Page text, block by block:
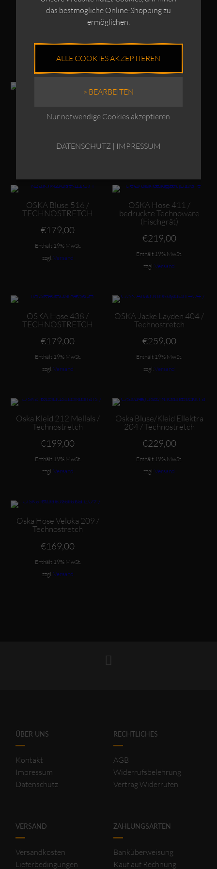
TECHNOSTRETCH
TECHNOSTRETCH
Enthält 19% MwSt.
Enthält 19% MwSt.
Dieses Produkt weist mehrere Varianten auf. Die Optionen können auf der Produktseite gewählt werden
OSKA Bluse 516 /
TECHNOSTRETCH
€179,00
Enthält 19% MwSt.
zzgl.Versand
Dieses Produkt weist mehrere Varianten auf. Die Optionen können auf der Produktseite gewählt werden
OSKA Hose 411 /
bedruckte Technoware
(Fischgrät)
€219,00
Enthält 19% MwSt.
zzgl.Versand
Dieses Produkt weist mehrere Varianten auf. Die Optionen können auf der Produktseite gewählt werden
OSKA Hose 438 /
TECHNOSTRETCH
€179,00
Enthält 19% MwSt.
zzgl. Versand
Dieses Produkt weist mehrere Varianten auf. Die Optionen können auf der Produktseite gewählt werden
OSKA Jacke Layden 404 /
Technostretch
€259,00
Enthält 19% MwSt.
zzgl.Versand
Dieses Produkt weist mehrere Varianten auf. Die Optionen können auf der Produktseite gewählt werden
Oska Kleid 212 Mellals /
Technostretch
€199,00
Enthält 19% MwSt.
zzgl.Versand
Dieses Produkt weist mehrere Varianten auf. Die Optionen können auf der Produktseite gewählt werden
Oska Bluse/Kleid Ellektra
204 / Technostretch
€229,00
Enthält 19% MwSt.
zzgl.Versand
Dieses Produkt weist mehrere Varianten auf. Die Optionen können auf der Produktseite gewählt werden
Oska Hose Veloka 209 /
Technostretch
€169,00
Enthält 19% MwSt.
zzgl. Versand
ÜBER UNS
Kontakt
Impressum
Datenschutz
RECHTLICHES
AGB
Widerrufsbelehrung
Vertrag Widerrufen
VERSAND
Versandkosten
Lieferbedingungen
ZAHLUNGSARTEN
Banküberweisung
Kauf auf Rechnung
das bestmögliche Online-Shopping zu
ermöglichen.
ALLE COOKIES AKZEPTIEREN
> BEARBEITEN
Nur notwendige Cookies akzeptieren
DATENSCHUTZ | IMPRESSUM